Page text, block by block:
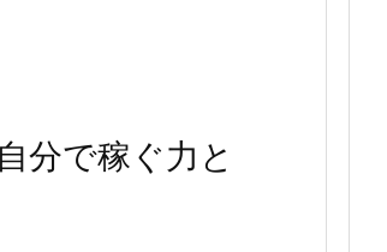
分で稼ぐ力と